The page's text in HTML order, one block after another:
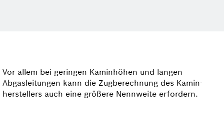
Vor allem bei geringen Kaminhöhen und langen
Abgasleitungen kann die Zugberechnung des Kamin­
herstellers auch eine größere Nennweite erfordern.